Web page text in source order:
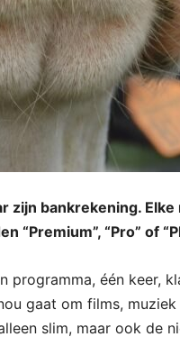
zijn bankrekening.
“Premium”, “Pro” of
één keer,
gaat om films,
slim, maar ook de